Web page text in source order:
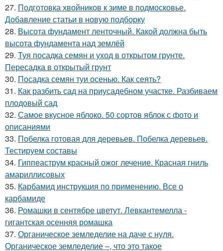
27. Подготовка хвойников к зиме в подмосковье.
Добавление статьи в новую подборку
28. Высота фундамент ленточный. Какой должна быть
высота фундамента над землёй
29. Туя посадка семян и уход в открытом грунте.
Пересадка в открытый грунт
30. Посадка семян туи осенью. Как сеять?
31. Как разбить сад на приусадебном участке. Разбиваем
плодовый сад
32. Самое вкусное яблоко. 50 сортов яблок с фото и
описаниями
33. Побелка готовая для деревьев. Побелка деревьев.
Тестируем составы
34. Гиппеаструм красный ожог лечение. Красная гниль
амариллисовых
35. Карбамид инструкция по применению. Все о
карбамиде
36. Ромашки в сентябре цветут. Левкантемелла -
гигантская осенняя ромашка
37. Органическое земледелие на даче с нуля.
Органическое земледелие –, что это такое